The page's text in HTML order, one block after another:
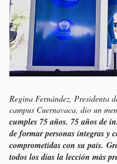
Regina Fernández, Presidenta
campus Cuernavaca, dio un
cumples 75 años. 75 años de
de formar personas íntegras y
comprometidas con su país.
todos los días la lección más